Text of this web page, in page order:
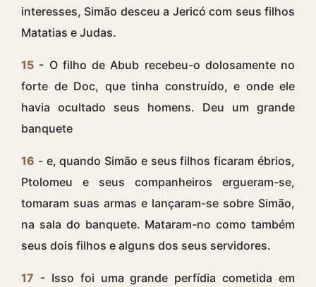
interesses, Simão desceu a Jericó com seus filhos
Matatias e Judas.
15 - O filho de Abub recebeu-o dolosamente no
forte de Doc, que tinha construído, e onde ele
havia ocultado seus homens. Deu um grande
banquete
16 - e, quando Simão e seus filhos ficaram ébrios,
Ptolomeu e seus companheiros ergueram-se,
tomaram suas armas e lançaram-se sobre Simão,
na sala do banquete. Mataram-no como também
seus dois filhos e alguns dos seus servidores.
17 - Isso foi uma grande perfídia cometida em